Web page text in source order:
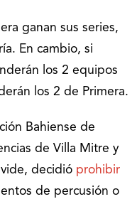
ganan sus series,
En cambio, si
los 2 equipos
los 2 de Primera.
Bahiense de
de Villa Mitre y
decidió prohibir
de percusión o